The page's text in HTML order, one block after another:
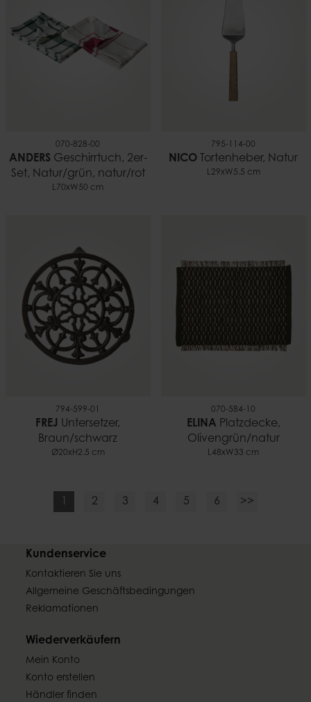
070-828-00
ANDERSGeschirrtuch, 2er-
Set, Natur/grün, natur/rot
L70xW50 cm
795-114-00
NICO Tortenheber, Natur
L29xW5.5 cm
794-599-01
FREJ Untersetzer,
Braun/schwarz
Ø20xH2.5 cm
070-584-10
ELINA Platzdecke,
Olivengrün/natur
L48xW33 cm
1 2 3 4 5 6 >>
Kundenservice
Kontaktieren Sie uns
Allgemeine Geschäftsbedingungen
Reklamationen
Wiederverkäufern
Mein Konto
Konto erstellen
Händler finden